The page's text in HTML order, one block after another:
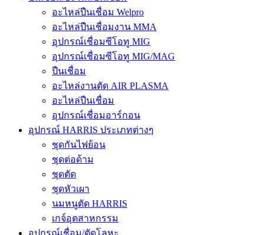
อะไหล่ปืนเชื่อม Welpro
อะไหล่ปืนเชื่อมงาน MMA
อุปกรณ์เชื่อมซีโอทู MIG
อุปกรณ์เชื่อมซีโอทู MIG/MAG
ปืนเชื่อม
อะไหล่งานตัด AIR PLASMA
อะไหล่ปืนเชื่อม
อุปกรณ์เชื่อมอาร์กอน
อุปกรณ์ HARRIS ประเภทต่างๆ
ชุดกันไฟย้อน
ชุดต่อด้าม
ชุดตัด
ชุดหัวเผา
นมหนูตัด HARRIS
เกจ์อุตสาหกรรม
อุปกรณ์เชื่อม/ตัดโลหะ